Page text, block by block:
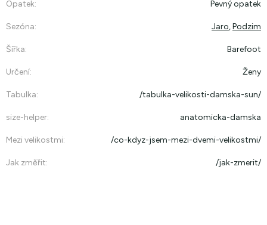
Opatek: Pevný opatek
Sezóna: Jaro,Podzim
Šířka: Barefoot
Určení: Ženy
Tabulka: /tabulka-velikosti-damska-sun/
size-helper: anatomicka-damska
Mezi velikostmi: /co-kdyz-jsem-mezi-dvemi-velikostmi/
Jak změřit: /jak-zmerit/